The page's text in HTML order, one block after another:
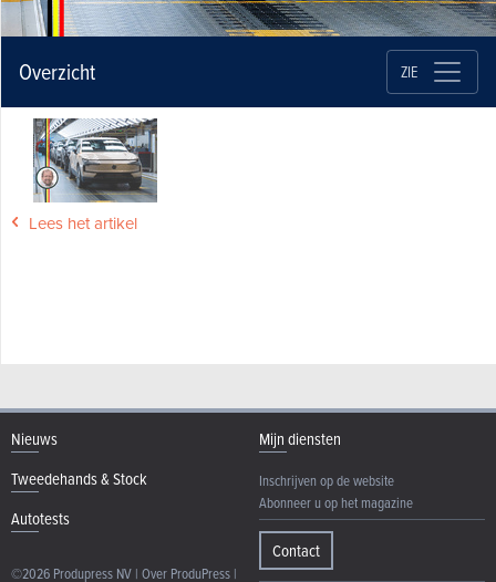
Overzicht ZIE
Lees het artikel
Nieuws
Tweedehands & Stock
Autotests
©2026 Produpress NV | Over ProduPress |
Mijn diensten
Inschrijven op de website
Abonneer u op het magazine
Contact